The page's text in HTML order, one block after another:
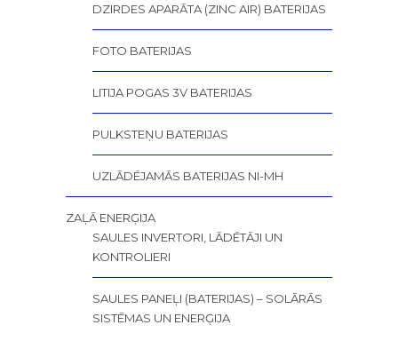
DZIRDES APARĀTA (ZINC AIR) BATERIJAS
FOTO BATERIJAS
LITIJA POGAS 3V BATERIJAS
PULKSTEŅU BATERIJAS
UZLĀDĒJAMĀS BATERIJAS NI-MH
ZAĻĀ ENERĢIJA
SAULES INVERTORI, LĀDĒTĀJI UN
KONTROLIERI
SAULES PANEĻI (BATERIJAS) – SOLĀRĀS
SISTĒMAS UN ENERĢIJA